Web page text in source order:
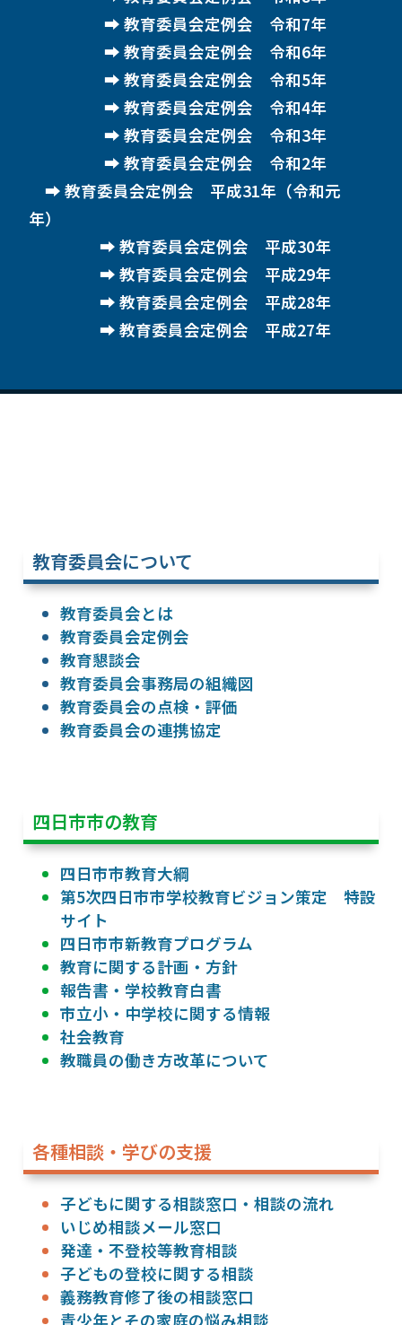
教育委員会定例会 令和7年
教育委員会定例会 令和6年
教育委員会定例会 令和5年
教育委員会定例会 令和4年
教育委員会定例会 令和3年
教育委員会定例会 令和2年
教育委員会定例会 平成31年（令和元
年）
教育委員会定例会 平成30年
教育委員会定例会 平成29年
教育委員会定例会 平成28年
教育委員会定例会 平成27年
教育委員会について
教育委員会とは
教育委員会定例会
教育懇談会
教育委員会事務局の組織図
教育委員会の点検・評価
教育委員会の連携協定
四日市市の教育
四日市市教育大綱
第5次四日市市学校教育ビジョン策定 特設
サイト
四日市市新教育プログラム
教育に関する計画・方針
報告書・学校教育白書
市立小・中学校に関する情報
社会教育
教職員の働き方改革について
各種相談・学びの支援
子どもに関する相談窓口・相談の流れ
いじめ相談メール窓口
発達・不登校等教育相談
子どもの登校に関する相談
義務教育修了後の相談窓口
青少年とその家庭の悩み相談